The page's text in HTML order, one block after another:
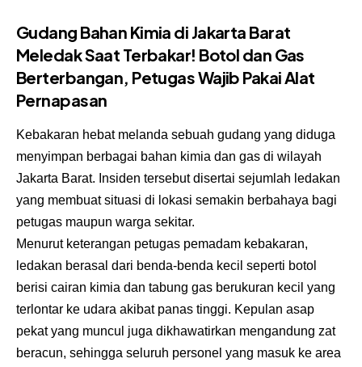
Gudang Bahan Kimia di Jakarta Barat
Meledak Saat Terbakar! Botol dan Gas
Berterbangan, Petugas Wajib Pakai Alat
Pernapasan
Kebakaran hebat melanda sebuah gudang yang diduga
menyimpan berbagai bahan kimia dan gas di wilayah
Jakarta Barat. Insiden tersebut disertai sejumlah ledakan
yang membuat situasi di lokasi semakin berbahaya bagi
petugas maupun warga sekitar.
Menurut keterangan petugas pemadam kebakaran,
ledakan berasal dari benda-benda kecil seperti botol
berisi cairan kimia dan tabung gas berukuran kecil yang
terlontar ke udara akibat panas tinggi. Kepulan asap
pekat yang muncul juga dikhawatirkan mengandung zat
beracun, sehingga seluruh personel yang masuk ke area